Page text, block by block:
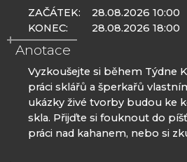
ZAČÁTEK:
KONEC:
28.08.2026 10:00
28.08.2026 18:00
Anotace
Vyzkoušejte si během Týdne
práci sklářů a šperkařů
ukázky živé tvorby budou ke
skla. Přijďte si fouknout do
práci nad kahanem, nebo si